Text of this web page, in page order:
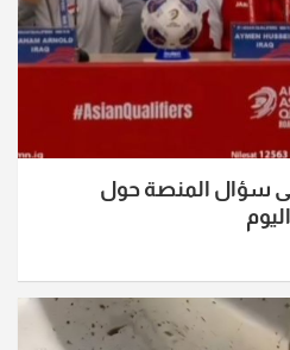
سؤال المنصة حول